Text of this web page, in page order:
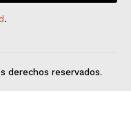
.
derechos reservados.